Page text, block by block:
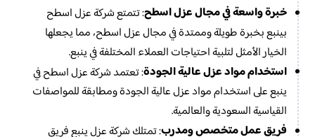
خبرة واسعة في مجال عزل اسطح: تتمتع شركة عزل اسطح
بينبع بخبرة طويلة وممتدة في مجال عزل اسطح، مما يجعلها
الخيار الأمثل لتلبية احتياجات العملاء المختلفة في ينبع.
استخدام مواد عزل عالية الجودة: تعتمد شركة عزل اسطح في
ينبع على استخدام مواد عزل عالية الجودة ومطابقة للمواصفات
القياسية السعودية والعالمية.
فريق عمل متخصص ومدرب: تمتلك شركة عزل ينبع فريق